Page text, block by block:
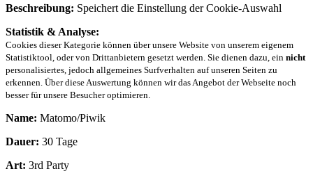
Beschreibung: Speichert die Einstellung der Cookie-Auswahl
Statistik & Analyse:
Cookies dieser Kategorie können über unsere Website von unserem eigenem
Statistiktool, oder von Drittanbietern gesetzt werden. Sie dienen dazu, ein nicht
personalisiertes, jedoch allgemeines Surfverhalten auf unseren Seiten zu
erkennen. Über diese Auswertung können wir das Angebot der Webseite noch
besser für unsere Besucher optimieren.
Name: Matomo/Piwik
Dauer: 30 Tage
Art: 3rd Party